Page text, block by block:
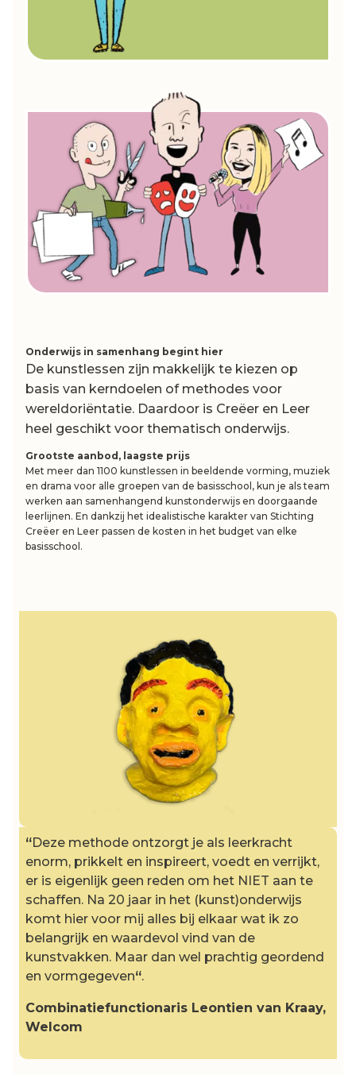
Onderwijs in samenhang begint hier
De kunstlessen zijn makkelijk te kiezen op
basis van kerndoelen of methodes voor
wereldoriëntatie. Daardoor is Creëer en Leer
heel geschikt voor thematisch onderwijs.
Grootste aanbod, laagste prijs
Met meer dan 1100 kunstlessen in beeldende vorming, muziek
en drama voor alle groepen van de basisschool, kun je als team
werken aan samenhangend kunstonderwijs en doorgaande
leerlijnen. En dankzij het idealistische karakter van Stichting
Creëer en Leer passen de kosten in het budget van elke
basisschool.
“Deze methode ontzorgt je als leerkracht
enorm, prikkelt en inspireert, voedt en verrijkt,
er is eigenlijk geen reden om het NIET aan te
schaffen. Na 20 jaar in het (kunst)onderwijs
komt hier voor mij alles bij elkaar wat ik zo
belangrijk en waardevol vind van de
kunstvakken. Maar dan wel prachtig geordend
en vormgegeven“.
Combinatiefunctionaris Leontien van Kraay,
Welcom